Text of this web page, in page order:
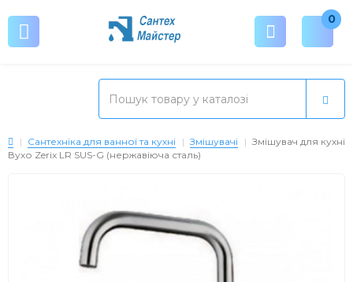
0
Сантехніка для ванної та кухні Змішувачі
Змішувач для кухні
Вухо Zerix LR SUS-G (нержавіюча сталь)